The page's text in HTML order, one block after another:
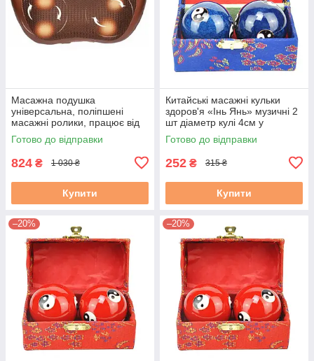
Масажна подушка
універсальна, поліпшені
масажні ролики, працює від
мережі 220V і прикурювача
авто
Готово до відправки
824 ₴ 1 030 ₴
Купити
Китайські масажні кульки
здоров'я «Інь Янь» музичні 2
шт діаметр кулі 4см у
скриньці сині
Готово до відправки
252 ₴ 315 ₴
Купити
–20% –20%